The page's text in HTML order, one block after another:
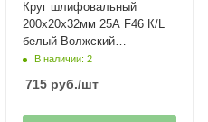
Круг шлифовальный
200х20х32мм 25A F46 К/L
белый Волжский
абразивный завод
В наличии: 2
715руб./шт